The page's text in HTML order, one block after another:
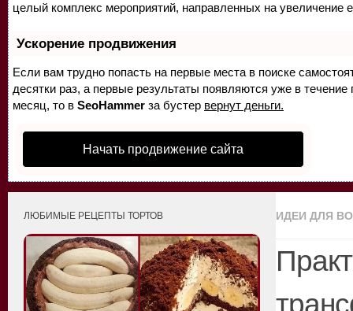
целый комплекс мероприятий, направленных на увеличение
Ускорение продвижения
Если вам трудно попасть на первые места в поиске
десятки раз, а первые результаты появляются уже в
месяц, то в SeoHammer за бустер вернут деньги.
Начать продвижение сайта
ИДЕИ ДЛЯ
ЛЮБИМЫЕ РЕЦЕПТЫ ТОРТОВ